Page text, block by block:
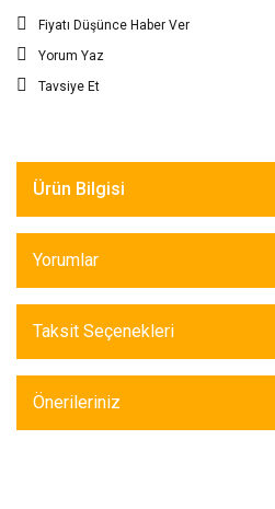
Fiyatı Düşünce Haber Ver
Yorum Yaz
Tavsiye Et
Ürün Bilgisi
Yorumlar
Taksit Seçenekleri
Önerileriniz